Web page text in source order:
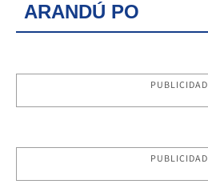
ARANDÚ PO
PUBLICIDAD
PUBLICIDAD